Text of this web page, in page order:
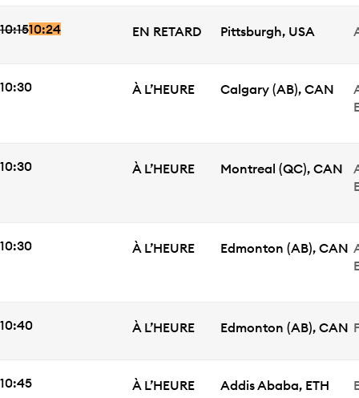
Heure de départ
10:1510:24 ÉTAT
EN RETARD Ville
Pittsburgh, USA
HEURE DE DÉPART
10:30 ÉTAT
À L’HEURE Ville
Calgary (AB),CAN
HEURE DE DÉPART
10:30 ÉTAT
À L’HEURE Ville
Montreal (QC),CAN
HEURE DE DÉPART
10:30 ÉTAT
À L’HEURE Ville
Edmonton (AB),CAN
HEURE DE DÉPART
10:40 ÉTAT
À L’HEURE Ville
Edmonton (AB),CAN
HEURE DE DÉPART
10:45 ÉTAT
À L’HEURE Ville
Addis Ababa, ETH